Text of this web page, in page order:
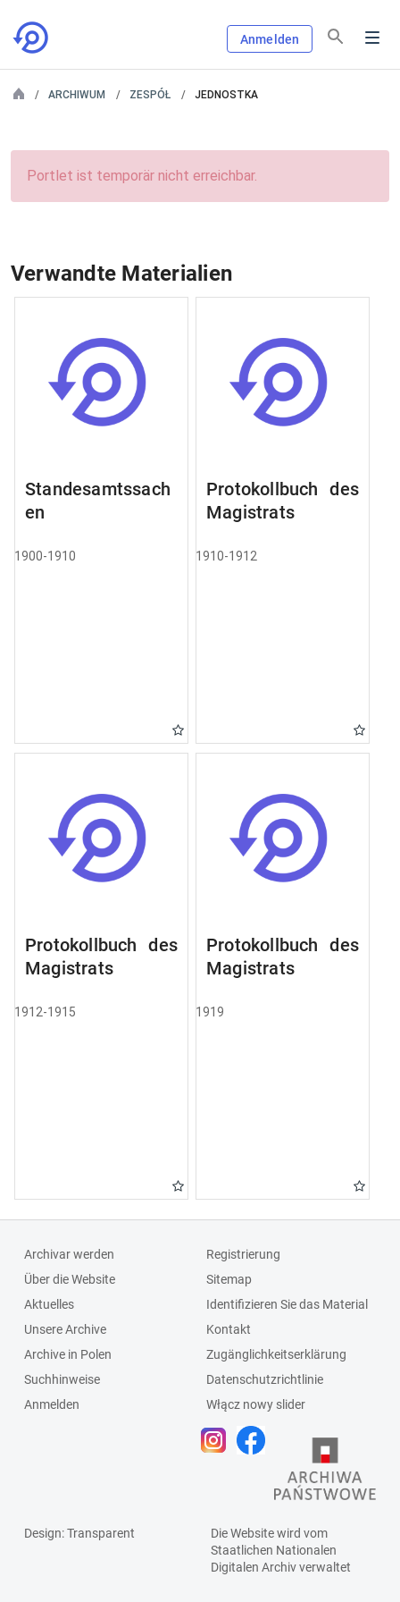
Anmelden
ARCHIWUM ZESPÓŁ JEDNOSTKA
Portlet ist temporär nicht erreichbar.
Verwandte Materialien
Standesamtssach
en
1900-1910
Protokollbuch des
Magistrats
1910-1912
Protokollbuch des
Magistrats
1912-1915
Protokollbuch des
Magistrats
1919
Archivar werden
Über die Website
Aktuelles
Unsere Archive
Archive in Polen
Suchhinweise
Anmelden
Registrierung
Sitemap
Identifizieren Sie das Material
Kontakt
Zugänglichkeitserklärung
Datenschutzrichtlinie
Włącz nowy slider
Design: Transparent
Die Website wird vom
Staatlichen Nationalen
Digitalen Archivverwaltet